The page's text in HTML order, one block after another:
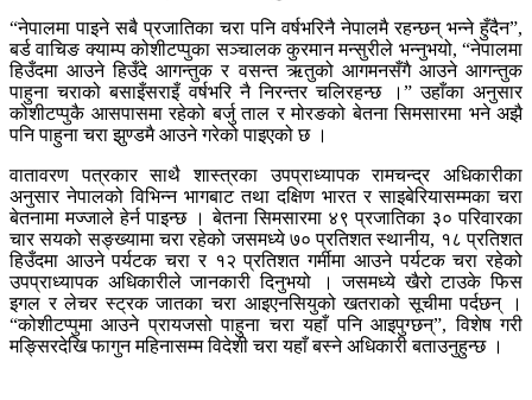
“नेपालमा पाइने सबै प्रजातिका चरा पनि वर्षभरिनै नेपालमै रहन्छन् भन्ने हुँदैन”,
बर्ड वाचिङ क्याम्प कोशीटप्पुका सञ्चालक कुरमान मन्सुरीले भन्नुभयो, “नेपालमा
हिउँदमा आउने हिउँदे आगन्तुक र वसन्त ऋतुको आगमनसँगै आउने आगन्तुक
पाहुना चराको बसाइँसराइँ वर्षभरि नै निरन्तर चलिरहन्छ ।” उहाँका अनुसार
कोशीटप्पुकै आसपासमा रहेको बर्जु ताल र मोरङको बेतना सिमसारमा भने अझै
पनि पाहुना चरा झुण्डमै आउने गरेको पाइएको छ ।
वातावरण पत्रकार साथै शास्त्रका उपप्राध्यापक रामचन्द्र अधिकारीका
अनुसार नेपालको विभिन्न भागबाट तथा दक्षिण भारत र साइबेरियासम्मका चरा
बेतनामा मज्जाले हेर्न पाइन्छ । बेतना सिमसारमा ४९ प्रजातिका ३० परिवारका
चार सयको सङ्ख्यामा चरा रहेको जसमध्ये ७० प्रतिशत स्थानीय, १८ प्रतिशत
हिउँदमा आउने पर्यटक चरा र १२ प्रतिशत गर्मीमा आउने पर्यटक चरा रहेको
उपप्राध्यापक अधिकारीले जानकारी दिनुभयो । जसमध्ये खैरो टाउके फिस
इगल र लेचर स्ट्रक जातका चरा आइएनसियुको खतराको सूचीमा पर्दछन् ।
“कोशीटप्पुमा आउने प्रायजसो पाहुना चरा यहाँ पनि आइपुग्छन्”, विशेष गरी
मङ्सिरदेखि फागुन महिनासम्म विदेशी चरा यहाँ बस्ने अधिकारी बताउनुहुन्छ ।